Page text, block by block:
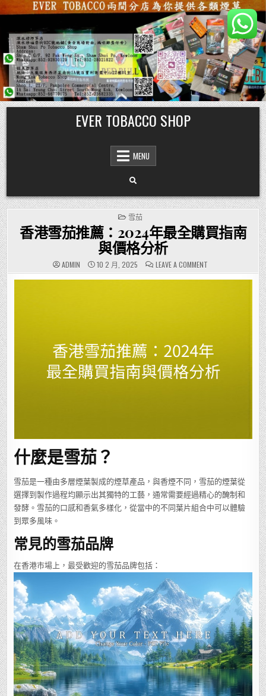
Skip
to
content
EVER TOBACCO SHOP
MENU
POSTED
IN
雪茄
香港雪茄推薦：2024年最全購買指南
與價格分析
ADMIN 10 2 月, 2025 LEAVE A COMMENTON
香
港
買
指
南
與
價
什麼是雪茄？
雪茄是一種由多層煙葉製成的煙草產品，與香煙不同，雪茄的煙葉從
選擇到製作過程均顯示出其獨特的工藝，通常需要經過精心的醃制和
發酵。雪茄的口感和香氣多樣化，從當中的不同葉片組合中可以體驗
到眾多風味。
常見的雪茄品牌
在香港市場上，最受歡迎的雪茄品牌包括：